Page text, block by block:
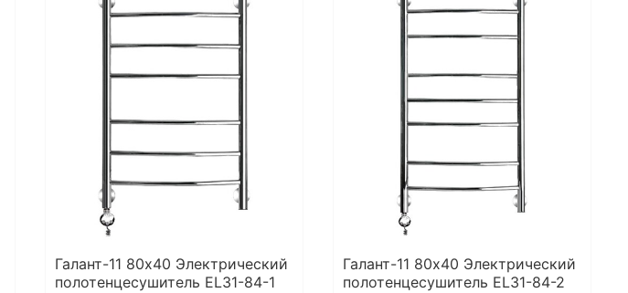
Галант-11 80х40 Электрический
полотенцесушитель EL31-84-1
Галант-11 80х40 Электрический
полотенцесушитель EL31-84-2